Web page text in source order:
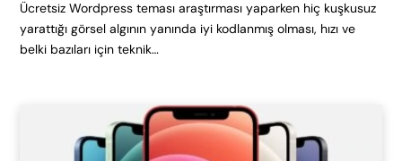
Ücretsiz Wordpress teması araştırması yaparken hiç kuşkusuz
yarattığı görsel algının yanında iyi kodlanmış olması, hızı ve
belki bazıları için teknik…